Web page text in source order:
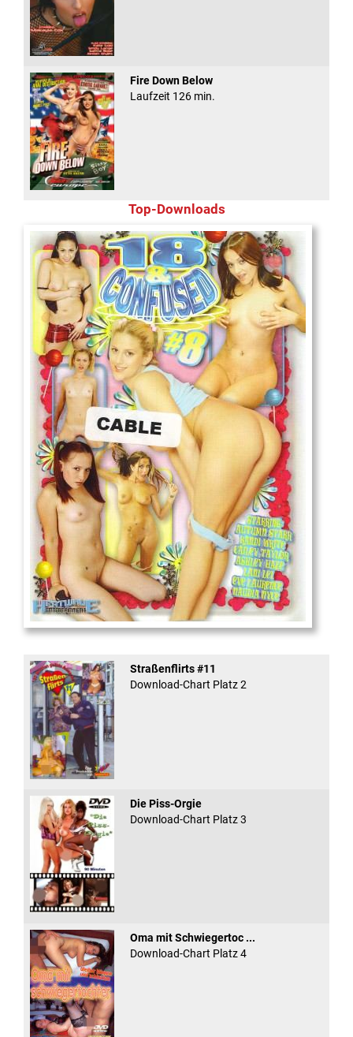
Fire Down Below
Laufzeit 126 min.
Top-Downloads
And Confused #8 - ...
Straßenflirts #11
Download-Chart Platz 2
Die Piss-Orgie
Download-Chart Platz 3
Oma mit Schwiegertoc ...
Download-Chart Platz 4